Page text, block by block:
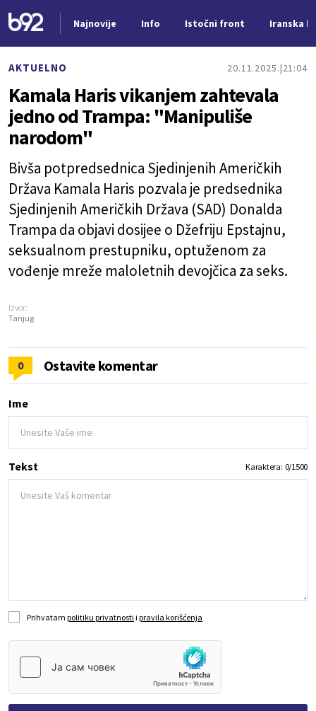
Najnovije Info Istočni front Iranska
AKTUELNO 20.11.2025. 21:04
Kamala Haris vikanjem zahtevala
jedno od Trampa: "Manipuliše
narodom"
Bivša potpredsednica Sjedinjenih Američkih
Država Kamala Haris pozvala je predsednika
Sjedinjenih Američkih Država (SAD) Donalda
Trampa da objavi dosijee o Džefriju Epstajnu,
seksualnom prestupniku, optuženom za
vođenje mreže maloletnih devojčica za seks.
Izvor:
Tanjug
0 Ostavite komentar
Ime
Tekst Karaktera: 0/1500
Prihvatam politiku privatnosti i pravila korišćenja